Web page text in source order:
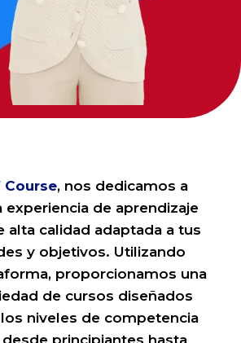
Course, nos dedicamos a
experiencia de aprendizaje
alta calidad adaptada a tus
y objetivos. Utilizando
proporcionamos una
de cursos diseñados
niveles de competencia
desde principiantes hasta